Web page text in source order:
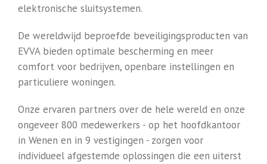
elektronische sluitsystemen.
De wereldwijd beproefde beveiligingsproducten van
EVVA bieden optimale bescherming en meer
comfort voor bedrijven, openbare instellingen en
particuliere woningen.
Onze ervaren partners over de hele wereld en onze
ongeveer 800 medewerkers - op het hoofdkantoor
in Wenen en in 9 vestigingen - zorgen voor
individueel afgestemde oplossingen die een uiterst